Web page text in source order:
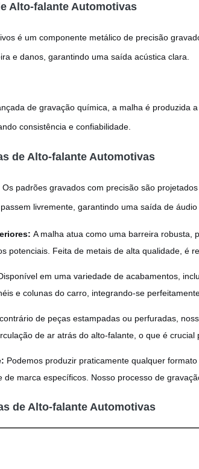
Alto-falante Automotivas
é um componente metálico de precisão
e danos, garantindo uma saída acústica clara.
de gravação química, a malha é
consistência e confiabilidade.
de Alto-falante Automotivas
Os padrões gravados com precisão são
livremente, garantindo uma saída de
A malha atua como uma barreira robusta,
potenciais. Feita de metais de alta qualidade, é
em uma variedade de acabamentos,
e colunas do carro, integrando-se
de peças estampadas ou perfuradas,
de ar atrás do alto-falante, o que é
Podemos produzir praticamente qualquer
de marca específicos. Nosso processo de
de Alto-falante Automotivas